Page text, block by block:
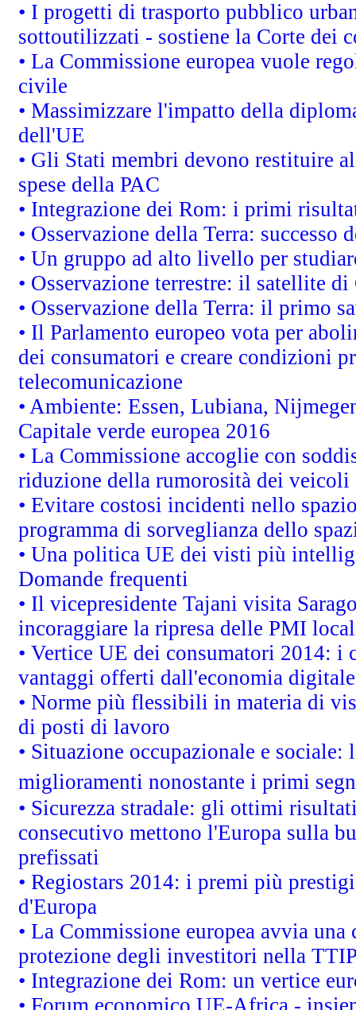
• I progetti di trasporto pubblico
sottoutilizzati - sostiene la Corte dei
• La Commissione europea vuole
civile
• Massimizzare l'impatto della
dell'UE
• Gli Stati membri devono restituire
spese della PAC
• Integrazione dei Rom: i primi
• Osservazione della Terra:
• Un gruppo ad alto livello per
• Osservazione terrestre: il satellite
• Osservazione della Terra: il primo
• Il Parlamento europeo vota per
dei consumatori e creare condizioni
telecomunicazione
• Ambiente: Essen, Lubiana,
Capitale verde europea 2016
• La Commissione accoglie con
riduzione della rumorosità dei veicoli
• Evitare costosi incidenti nello
programma di sorveglianza dello
• Una politica UE dei visti più
Domande frequenti
• Il vicepresidente Tajani visita
incoraggiare la ripresa delle PMI
• Vertice UE dei consumatori 2014:
vantaggi offerti dall'economia digitale
• Norme più flessibili in materia di
di posti di lavoro
• Situazione occupazionale e
miglioramenti nonostante i primi
• Sicurezza stradale: gli ottimi
consecutivo mettono l'Europa sulla
prefissati
• Regiostars 2014: i premi più
d'Europa
• La Commissione europea avvia
protezione degli investitori nella
• Integrazione dei Rom: un vertice
• Forum economico UE-Africa -